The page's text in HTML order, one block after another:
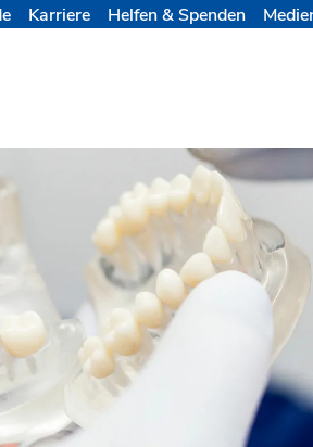
Karriere Helfen & Spenden